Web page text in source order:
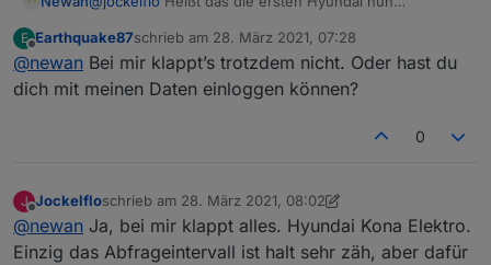
Kia testen konnte
E Earthquake87schrieb am 28. März 2021, 07:28
zuletzt editiert von
@newan Bei mir klappt’s trotzdem nicht. Oder hast du
dich mit meinen Daten einloggen können?
0
J Jockelfloschrieb am 28. März 2021, 08:02
zuletzt editiert von Jockelflo
@newan Ja, bei mir klappt alles. Hyundai Kona Elektro.
Einzig das Abfrageintervall ist halt sehr zäh, aber dafür